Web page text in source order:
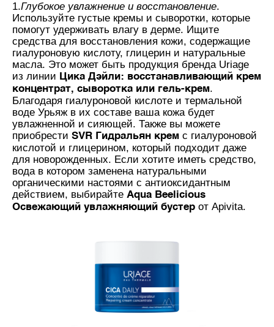
1.Глубокое увлажнение и восстановление.
Используйте густые кремы и сыворотки, которые
помогут удерживать влагу в дерме. Ищите
средства для восстановления кожи, содержащие
гиалуроновую кислоту, глицерин и натуральные
масла. Это может быть продукция бренда Uriage
из линии Цика Дэйли: восстанавливающий крем
концентрат, сыворотка или гель-крем.
Благодаря гиалуроновой кислоте и термальной
воде Урьяж в их составе ваша кожа будет
увлажненной и сияющей. Также вы можете
приобрести SVR Гидральян крем с гиалуроновой
кислотой и глицерином, который подходит даже
для новорожденных. Если хотите иметь средство,
вода в котором заменена натуральными
органическими настоями с антиоксидантным
действием, выбирайте Aqua Beelicious
Освежающий увлажняющий бустер от Apivita.